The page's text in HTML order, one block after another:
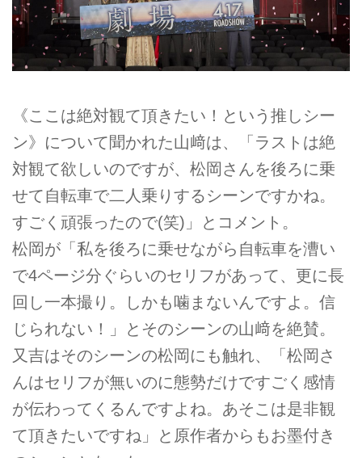
《ここは絶対観て頂きたい！という推しシー
ン》について聞かれた山﨑は、「ラストは絶
対観て欲しいのですが、松岡さんを後ろに乗
せて自転車で二人乗りするシーンですかね。
すごく頑張ったので(笑)」とコメント。
松岡が「私を後ろに乗せながら自転車を漕い
で4ページ分ぐらいのセリフがあって、更に長
回し一本撮り。しかも噛まないんですよ。信
じられない！」とそのシーンの山﨑を絶賛。
又吉はそのシーンの松岡にも触れ、「松岡さ
んはセリフが無いのに態勢だけですごく感情
が伝わってくるんですよね。あそこは是非観
て頂きたいですね」と原作者からもお墨付き